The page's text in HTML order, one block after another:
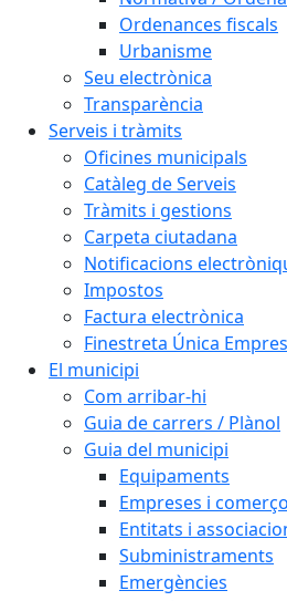
Ordenances fiscals
Urbanisme
Seu electrònica
Transparència
Serveis i tràmits
Oficines municipals
Catàleg de Serveis
Tràmits i gestions
Carpeta ciutadana
Notificacions
Impostos
Factura electrònica
Finestreta Única
El municipi
Com arribar-hi
Guia de carrers / Plànol
Guia del municipi
Equipaments
Empreses i
Entitats i
Subministraments
Emergències